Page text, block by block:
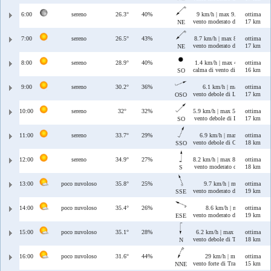
6:00 sereno 26.3°
40%
NE
9 km/h | max 9.3 km/h
vento moderato di Grecale
ottima
17 km
7:00 sereno 26.5°
43%
NE
8.7 km/h | max 8.9 km/h
vento moderato di Grecale
ottima
17 km
8:00 sereno 28.9°
40%
SO
1.4 km/h | max 4.5 km/h
calma di vento di Libeccio
ottima
16 km
9:00 sereno 30.2°
36%
OSO
6.1 km/h | max 6.2 km/h
vento debole di Libeccio/
ottima
17 km
10:00 sereno 32°
32%
SO
5.9 km/h | max 5.9 km/h
vento debole di Libeccio
ottima
17 km
11:00 sereno 33.7°
29%
SSO
6.9 km/h | max 6.9 km/h
vento debole di Ostro/Libeccio
ottima
18 km
12:00 sereno 34.9°
27%
S
8.2 km/h | max 8.4 km/h
vento moderato di Ostro
ottima
18 km
13:00 poco nuvoloso 35.8°
25%
SSE
9.7 km/h | max 10 km/h
vento moderato di Ostro/
ottima
19 km
14:00 poco nuvoloso 35.4°
26%
ESE
8.6 km/h | max 9.1 km/h
vento moderato di Levante/
ottima
19 km
15:00 poco nuvoloso 35.1°
28%
N
6.2 km/h | max 9.4 km/h
vento debole di Tramontana
ottima
18 km
16:00 poco nuvoloso 31.6°
44%
NNE
29 km/h | max 29 km/h
vento forte di Tramontana/
ottima
15 km